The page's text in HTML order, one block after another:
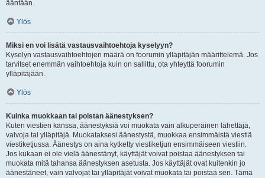
ääntään.
Ylös
Miksi en voi lisätä vastausvaihtoehtoja kyselyyn?
Kyselyn vastausvaihtoehtojen määrä on foorumin ylläpitäjän määrittelemä. Jos
tarvitset enemmän vaihtoehtoja kuin on sallittu, ota yhteyttä foorumin
ylläpitäjään.
Ylös
Kuinka muokkaan tai poistan äänestyksen?
Kuten viestien kanssa, äänestyksiä voi muokata vain alkuperäinen lähettäjä,
valvoja tai ylläpitäjä. Muokataksesi äänestystä, muokkaa ensimmäistä viestiä
viestiketjussa. Äänestys on aina kytketty viestiketjun ensimmäiseen viestiin.
Jos kukaan ei ole vielä äänestänyt, käyttäjät voivat poistaa äänestyksen tai
muokata mitä tahansa äänestyksen asetusta. Jos käyttäjät ovat kuitenkin jo
äänestäneet, vain valvojat tai ylläpitäjät voivat muokata tai poistaa sen. Tämä